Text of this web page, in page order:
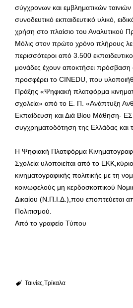
σύγχρονων και εμβληματικών
συνοδευτικό εκπαιδευτικό υλικό,
χρήση στο πλαίσιο του Αναλυτικού
Μόλις στον πρώτο χρόνο πλήρους
περισσότεροι από 3.500
μονάδες έχουν αποκτήσει πρόσβαση
προσφέρει το CINEDU, που
Πράξης «Ψηφιακή πλατφόρμα
σχολεία» από το Ε. Π. «Ανάπτυξη
Εκπαίδευση και Διά Βίου Μάθηση-
συγχρηματοδότηση της Ελλάδας
Η Ψηφιακή Πλατφόρμα
Σχολεία υλοποιείται από το
κινηματογραφικής πολιτικής με τη
κοινωφελούς μη κερδοσκοπικού
Δικαίου (Ν.Π.Ι.Δ.),που εποπτεύεται
Πολιτισμού.
Από το γραφείο Τύπου
Ταινίες Τρίκαλα